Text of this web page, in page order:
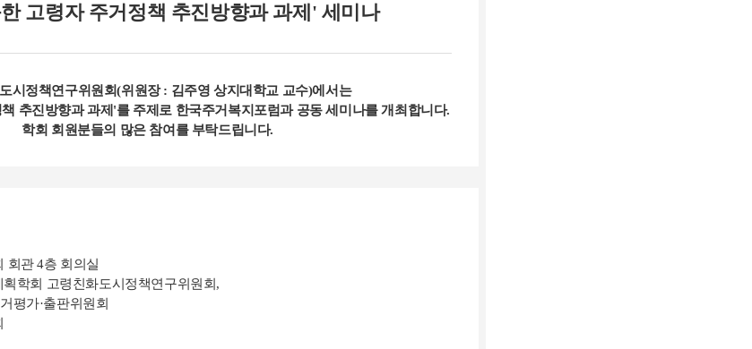
고령자 주거정책 추진방향과 과제' 세미나
시정책연구위원회(위원장 : 김주영 상지대학교 교수)에서는
추진방향과 과제'를 주제로 한국주거복지포럼과 공동 세미나를 개최합니다.
학회 회원분들의 많은 참여를 부탁드립니다.
회관 4층 회의실
학회 고령친화도시정책연구위원회,
가·출판위원회